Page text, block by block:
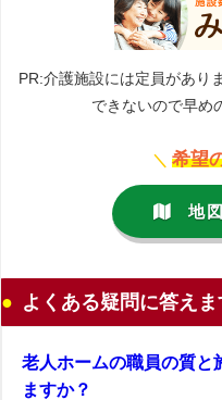
PR:介護施設には定員があり
できないので早め
＼ 希望
地
よくある疑問に答えま
老人ホームの職員の質と
ますか？